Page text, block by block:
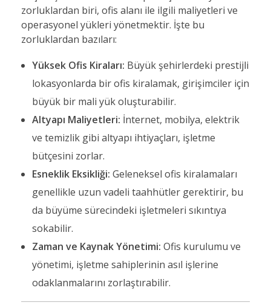
zorluklardan biri, ofis alanı ile ilgili maliyetleri ve
operasyonel yükleri yönetmektir. İşte bu
zorluklardan bazıları:
Yüksek Ofis Kiraları: Büyük şehirlerdeki prestijli
lokasyonlarda bir ofis kiralamak, girişimciler için
büyük bir mali yük oluşturabilir.
Altyapı Maliyetleri: İnternet, mobilya, elektrik
ve temizlik gibi altyapı ihtiyaçları, işletme
bütçesini zorlar.
Esneklik Eksikliği: Geleneksel ofis kiralamaları
genellikle uzun vadeli taahhütler gerektirir, bu
da büyüme sürecindeki işletmeleri sıkıntıya
sokabilir.
Zaman ve Kaynak Yönetimi: Ofis kurulumu ve
yönetimi, işletme sahiplerinin asıl işlerine
odaklanmalarını zorlaştırabilir.